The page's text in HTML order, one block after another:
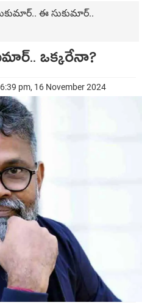
ఈ సుకుమార్..
ఒక్కరేనా?
pm, 16 November 2024